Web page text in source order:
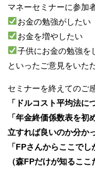
マネーセミナーに参加
お金の勉強がしたい
お金を増やしたい
子供にお金の勉強を
といったご意見をいた
セミナーを終えてのご
「ドルコスト平均法に
「年金終価係数表を
立すれば良いのか分か
「FPさんからここで
（森FPだけが知るこ